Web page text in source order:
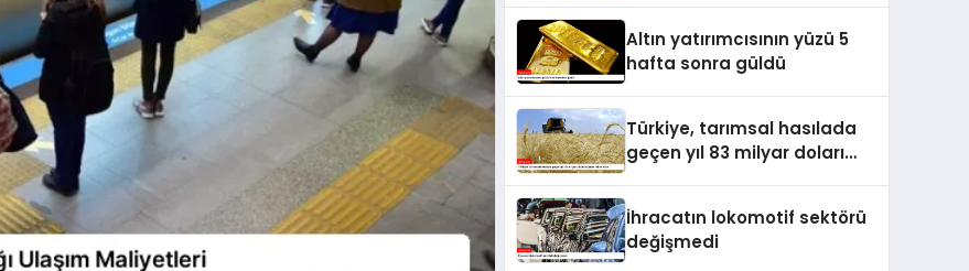
Altın yatırımcısının yüzü 5
hafta sonra güldü
Türkiye, tarımsal hasılada
geçen yıl 83 milyar doları
İhracatın lokomotif sektörü
değişmedi